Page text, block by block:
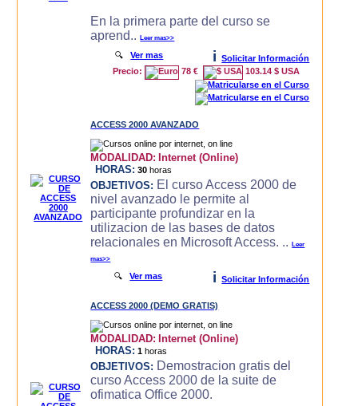
En la primera parte del curso se
aprend..Leer mas>>
🔍Ver mas i
Solicitar Información
Precio:
78 € 103.14 $ USA
ACCESS 2000 AVANZADO
MODALIDAD: Internet (Online)
HORAS: 30 horas
OBJETIVOS: El curso Access 2000 de
nivel avanzado le permite al
participante profundizar en la
utilizacion de las bases de datos
relacionales en Microsoft Access. ..Leer
mas>>
🔍Ver mas i Solicitar Información
ACCESS 2000 (DEMO GRATIS)
MODALIDAD: Internet (Online)
HORAS: 1 horas
OBJETIVOS: Demostracion gratis del
curso Access 2000 de la suite de
ofimatica Office 2000.